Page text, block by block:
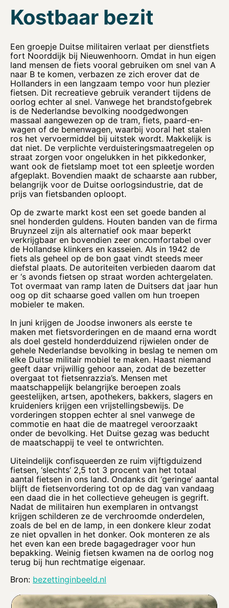
Kostbaar bezit
Een groepje Duitse militairen verlaat per dienstfiets
fort Noorddijk bij Nieuwenhoorn. Omdat in hun eigen
land mensen de fiets vooral gebruiken om snel van A
naar B te komen, verbazen ze zich erover dat de
Hollanders in een langzaam tempo voor hun plezier
fietsen. Dit recreatieve gebruik verandert tijdens de
oorlog echter al snel. Vanwege het brandstofgebrek
is de Nederlandse bevolking noodgedwongen
massaal aangewezen op de tram, fiets, paard-en-
wagen of de benenwagen, waarbij vooral het stalen
ros het vervoermiddel bij uitstek wordt. Makkelijk is
dat niet. De verplichte verduisteringsmaatregelen op
straat zorgen voor ongelukken in het pikkedonker,
want ook de fietslamp moet tot een spleetje worden
afgeplakt. Bovendien maakt de schaarste aan rubber,
belangrijk voor de Duitse oorlogsindustrie, dat de
prijs van fietsbanden oploopt.
Op de zwarte markt kost een set goede banden al
snel honderden guldens. Houten banden van de firma
Bruynzeel zijn als alternatief ook maar beperkt
verkrijgbaar en bovendien zeer oncomfortabel over
de Hollandse klinkers en kasseien. Als in 1942 de
fiets als geheel op de bon gaat vindt steeds meer
diefstal plaats. De autoriteiten verbieden daarom dat
er ‘s avonds fietsen op straat worden achtergelaten.
Tot overmaat van ramp laten de Duitsers dat jaar hun
oog op dit schaarse goed vallen om hun troepen
mobieler te maken.
In juni krijgen de Joodse inwoners als eerste te
maken met fietsvorderingen en de maand erna wordt
als doel gesteld honderdduizend rijwielen onder de
gehele Nederlandse bevolking in beslag te nemen om
elke Duitse militair mobiel te maken. Haast niemand
geeft daar vrijwillig gehoor aan, zodat de bezetter
overgaat tot fietsenrazzia’s. Mensen met
maatschappelijk belangrijke beroepen zoals
geestelijken, artsen, apothekers, bakkers, slagers en
kruideniers krijgen een vrijstellingsbewijs. De
vorderingen stoppen echter al snel vanwege de
commotie en haat die de maatregel veroorzaakt
onder de bevolking. Het Duitse gezag was beducht
de maatschappij te veel te ontwrichten.
Uiteindelijk confisqueerden ze ruim vijftigduizend
fietsen, ‘slechts’ 2,5 tot 3 procent van het totaal
aantal fietsen in ons land. Ondanks dit ‘geringe’ aantal
blijft de fietsenvordering tot op de dag van vandaag
een daad die in het collectieve geheugen is gegrift.
Nadat de militairen hun exemplaren in ontvangst
krijgen schilderen ze de verchroomde onderdelen,
zoals de bel en de lamp, in een donkere kleur zodat
ze niet opvallen in het donker. Ook monteren ze als
het even kan een brede bagagedrager voor hun
bepakking. Weinig fietsen kwamen na de oorlog nog
terug bij hun rechtmatige eigenaar.
Bron: bezettinginbeeld.nl